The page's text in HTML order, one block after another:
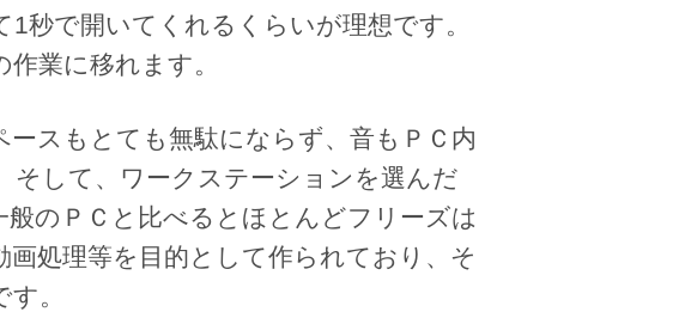
秒で開いてくれるくらいが理想です。
業に移れます。
スもとても無駄にならず、音もＰＣ内
して、ワークステーションを選んだ
のＰＣと比べるとほとんどフリーズは
処理等を目的として作られており、そ
。